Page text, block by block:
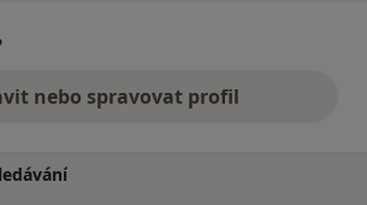
nebo spravovat profil